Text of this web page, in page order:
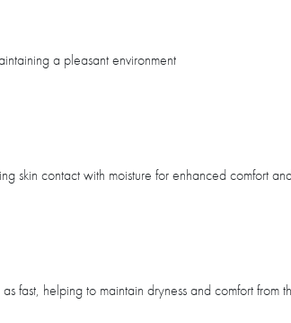
a pleasant environment
skin contact with moisture for enhanced comfort
fast, helping to maintain dryness and comfort from